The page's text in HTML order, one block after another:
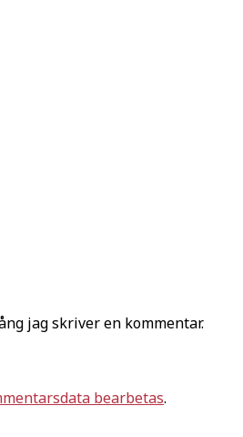
jag skriver en kommentar.
bearbetas.